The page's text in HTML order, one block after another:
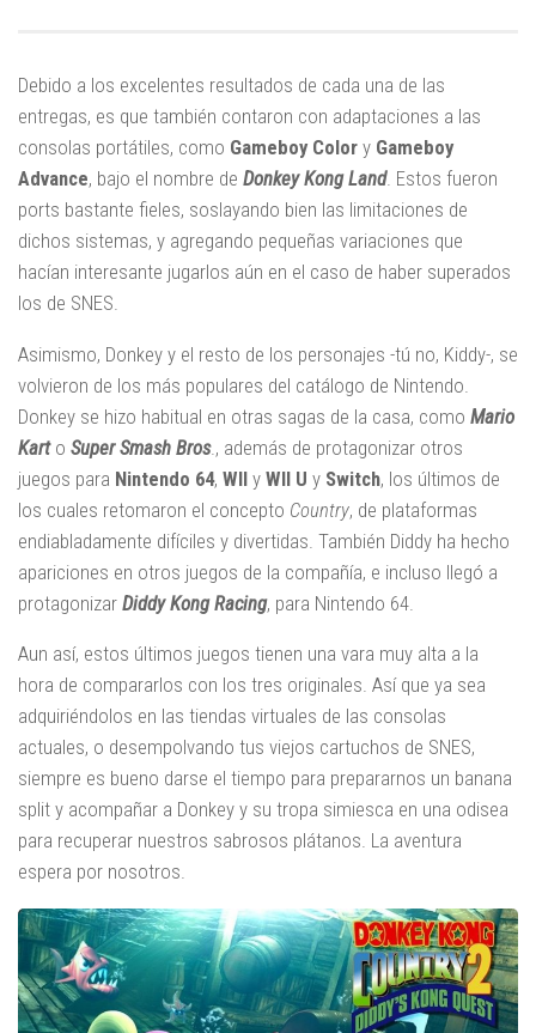
Debido a los excelentes resultados de cada una de las
entregas, es que también contaron con adaptaciones a las
consolas portátiles, como Gameboy Color y Gameboy
Advance, bajo el nombre de Donkey Kong Land. Estos fueron
ports bastante fieles, soslayando bien las limitaciones de
dichos sistemas, y agregando pequeñas variaciones que
hacían interesante jugarlos aún en el caso de haber superados
los de SNES.
Asimismo, Donkey y el resto de los personajes -tú no, Kiddy-, se
volvieron de los más populares del catálogo de Nintendo.
Donkey se hizo habitual en otras sagas de la casa, como Mario
Karto Super Smash Bros., además de protagonizar otros
juegos para Nintendo 64, WII y WII U y Switch, los últimos de
los cuales retomaron el concepto Country, de plataformas
endiabladamente difíciles y divertidas. También Diddy ha hecho
apariciones en otros juegos de la compañía, e incluso llegó a
protagonizar Diddy Kong Racing, para Nintendo 64.
Aun así, estos últimos juegos tienen una vara muy alta a la
hora de compararlos con los tres originales. Así que ya sea
adquiriéndolos en las tiendas virtuales de las consolas
actuales, o desempolvando tus viejos cartuchos de SNES,
siempre es bueno darse el tiempo para prepararnos un banana
split y acompañar a Donkey y su tropa simiesca en una odisea
para recuperar nuestros sabrosos plátanos. La aventura
espera por nosotros.